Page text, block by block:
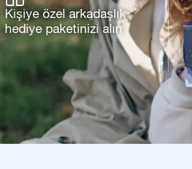
Kişiye özel arkadaşlık
hediye paketinizi alın